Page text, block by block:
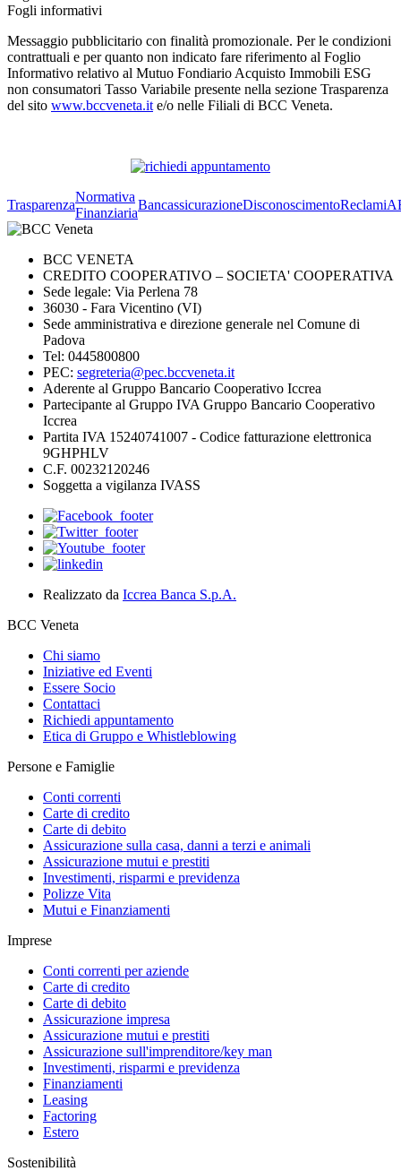
Fogli informativi
Messaggio pubblicitario con finalità promozionale. Per le condizioni
contrattuali e per quanto non indicato fare riferimento al Foglio
Informativo relativo al Mutuo Fondiario Acquisto Immobili ESG
non consumatori Tasso Variabile presente nella sezione Trasparenza
del sito www.bccveneta.it e/o nelle Filiali di BCC Veneta.
Trasparenza
Normativa
Finanziaria
BancassicurazioneDisconoscimentoReclami
BCC VENETA
CREDITO COOPERATIVO – SOCIETA' COOPERATIVA
Sede legale: Via Perlena 78
36030 - Fara Vicentino (VI)
Sede amministrativa e direzione generale nel Comune di
Padova
Tel: 0445800800
PEC: segreteria@pec.bccveneta.it
Aderente al Gruppo Bancario Cooperativo Iccrea
Partecipante al Gruppo IVA Gruppo Bancario Cooperativo
Iccrea
Partita IVA 15240741007 - Codice fatturazione elettronica
9GHPHLV
C.F. 00232120246
Soggetta a vigilanza IVASS
Realizzato da Iccrea Banca S.p.A.
BCC Veneta
Chi siamo
Iniziative ed Eventi
Essere Socio
Contattaci
Richiedi appuntamento
Etica di Gruppo e Whistleblowing
Persone e Famiglie
Conti correnti
Carte di credito
Carte di debito
Assicurazione sulla casa, danni a terzi e animali
Assicurazione mutui e prestiti
Investimenti, risparmi e previdenza
Polizze Vita
Mutui e Finanziamenti
Imprese
Conti correnti per aziende
Carte di credito
Carte di debito
Assicurazione impresa
Assicurazione mutui e prestiti
Assicurazione sull'imprenditore/key man
Investimenti, risparmi e previdenza
Finanziamenti
Leasing
Factoring
Estero
Sostenibilità